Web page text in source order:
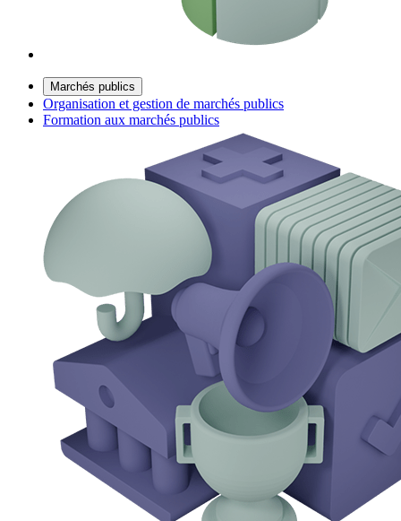
Marchés publics
Organisation et gestion de marchés publics
Formation aux marchés publics